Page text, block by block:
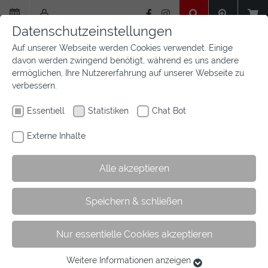
Zum
Hauptinhalt
springen
Sie
hier:
Startseite Wir sind Westfalen
Sport und die NRW-Landtagswahl
Datenschutzeinstellungen
Auf unserer Webseite werden Cookies verwendet. Einige
davon werden zwingend benötigt, während es uns andere
ermöglichen, Ihre Nutzererfahrung auf unserer Webseite zu
verbessern.
Essentiell Statistiken Chat Bot
Externe Inhalte
Alle akzeptieren
Speichern & schließen
Nur essentielle Cookies akzeptieren
Weitere Informationen anzeigen